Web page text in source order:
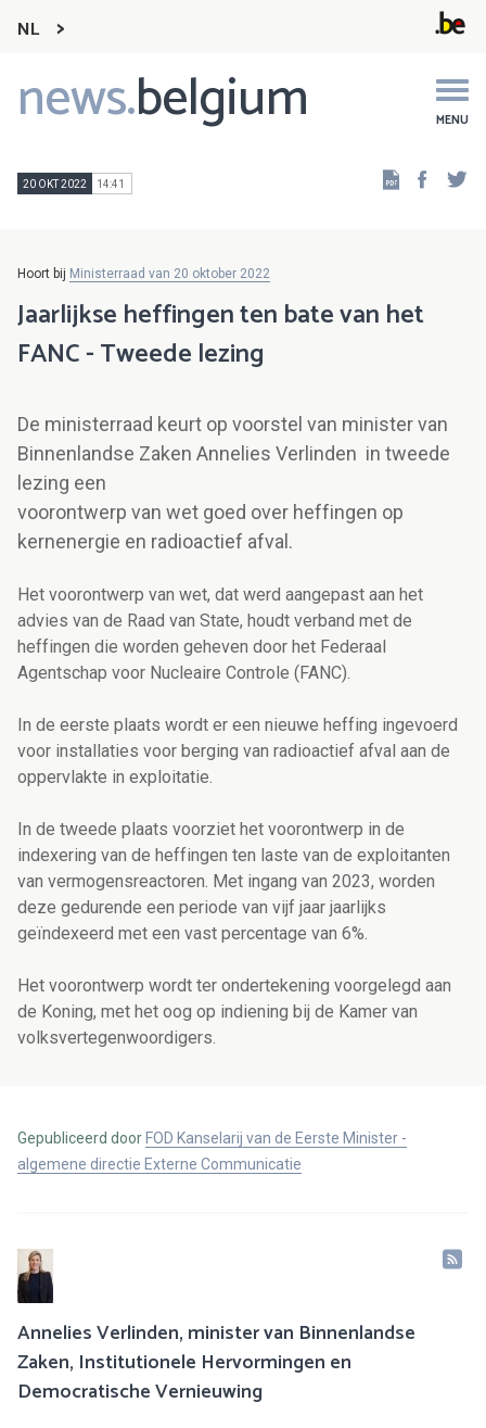
NL
news.belgium MENU
Main
navigation
20 OKT 2022 14:41
Hoort bij Ministerraad van 20 oktober 2022
Jaarlijkse heffingen ten bate van het
FANC - Tweede lezing
De ministerraad keurt op voorstel van minister van
Binnenlandse Zaken Annelies Verlinden in tweede
lezing een
voorontwerp van wet goed over heffingen op
kernenergie en radioactief afval.
Het voorontwerp van wet, dat werd aangepast aan het
advies van de Raad van State, houdt verband met de
heffingen die worden geheven door het Federaal
Agentschap voor Nucleaire Controle (FANC).
In de eerste plaats wordt er een nieuwe heffing ingevoerd
voor installaties voor berging van radioactief afval aan de
oppervlakte in exploitatie.
In de tweede plaats voorziet het voorontwerp in de
indexering van de heffingen ten laste van de exploitanten
van vermogensreactoren. Met ingang van 2023, worden
deze gedurende een periode van vijf jaar jaarlijks
geïndexeerd met een vast percentage van 6%.
Het voorontwerp wordt ter ondertekening voorgelegd aan
de Koning, met het oog op indiening bij de Kamer van
volksvertegenwoordigers.
Gepubliceerd door FOD Kanselarij van de Eerste Minister -
algemene directie Externe Communicatie
Annelies Verlinden, minister van Binnenlandse
Zaken, Institutionele Hervormingen en
Democratische Vernieuwing